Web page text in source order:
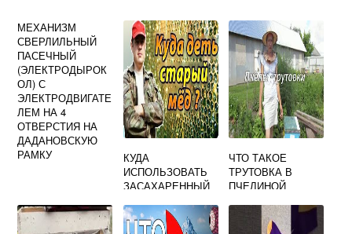
МЕХАНИЗМ
СВЕРЛИЛЬНЫЙ
ПАСЕЧНЫЙ
(ЭЛЕКТРОДЫРОК
ОЛ) С
ЭЛЕКТРОДВИГАТЕ
ЛЕМ НА 4
ОТВЕРСТИЯ НА
ДАДАНОВСКУЮ
РАМКУ
КУДА
ИСПОЛЬЗОВАТЬ
ЗАСАХАРЕННЫЙ
ЧТО ТАКОЕ
ТРУТОВКА В
ПЧЕЛИНОЙ